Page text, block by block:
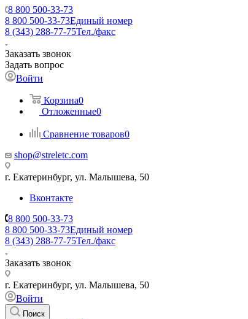
8 800 500-33-73
8 800 500-33-73Единый номер
8 (343) 288-77-75Тел./факс
Заказать звонок
Задать вопрос
Войти
Корзина0
Отложенные0
Сравнение товаров0
shop@streletc.com
г. Екатеринбург, ул. Малышева, 50
Вконтакте
8 800 500-33-73
8 800 500-33-73Единый номер
8 (343) 288-77-75Тел./факс
Заказать звонок
г. Екатеринбург, ул. Малышева, 50
Войти
Поиск